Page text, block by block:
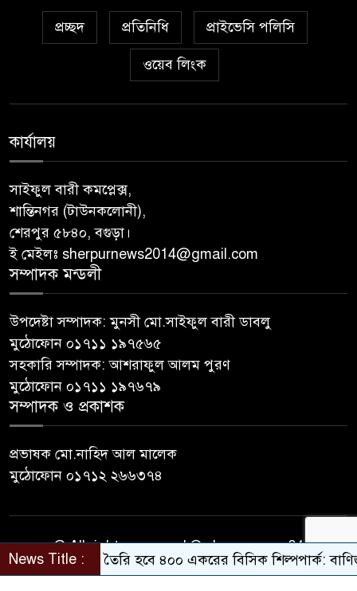
প্রচ্ছদ প্রতিনিধি প্রাইভেসি পলিসি
ওয়েব লিংক
কার্যালয়
সাইফুল বারী কমপ্লেক্স,
শান্তিনগর (টাউনকলোনী),
শেরপুর ৫৮৪০, বগুড়া।
ই মেইলঃ sherpurnews2014@gmail.com
সম্পাদক মন্ডলী
উপদেষ্টা সম্পাদক: মুনসী মো.সাইফুল বারী ডাবলু
মুঠোফোন ০১৭১১ ১৯৭৫৬৫
সহকারি সম্পাদক: আশরাফুল আলম পুরণ
মুঠোফোন ০১৭১১ ১৯৭৬৭৯
সম্পাদক ও প্রকাশক
প্রভাষক মো.নাহিদ আল মালেক
মুঠোফোন ০১৭১২ ২৬৬৩৭৪
© All rights reserved © sherpurnews24
Developer Contact
News Title :
বগুড়ায় তৈরি হবে ৪০০ একরের বিসিক শিল্পপার্ক: বাণিজ্যমন্ত্রী